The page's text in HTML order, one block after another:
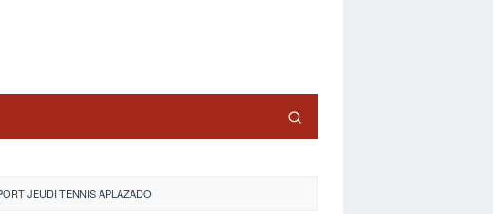
JEUDI TENNIS APLAZADO